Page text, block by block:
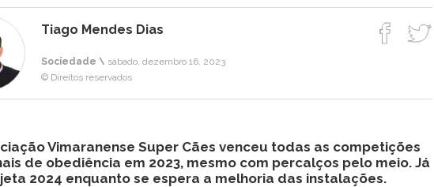
Tiago Mendes Dias
Sociedade \ sábado, dezembro 16, 2023
© Direitos reservados
Vimaranense Super Cães venceu todas as competições
de obediência em 2023, mesmo com percalços pelo meio. Já
2024 enquanto se espera a melhoria das instalações.